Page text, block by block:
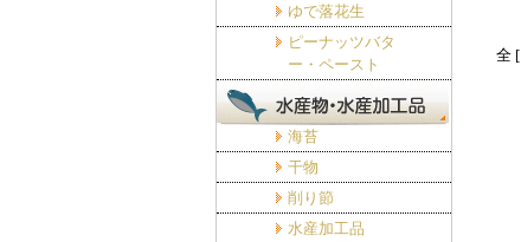
ゆで落花生
ピーナッツバタ
ー・ペースト
海苔
干物
削り節
水産加工品
全 [